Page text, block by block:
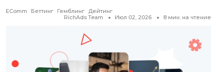
EComm Беттинг Гемблинг
Дейтинг
RichAds Team
Июл 02, 2026 8 мин. на чтение